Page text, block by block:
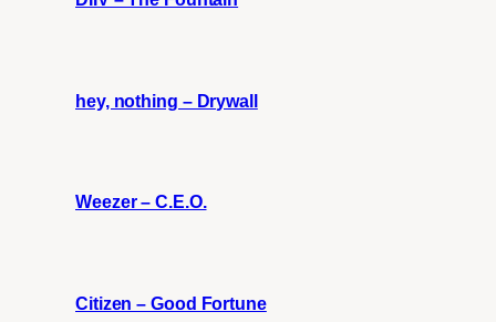
hey, nothing – Drywall
Weezer – C.E.O.
Citizen – Good Fortune